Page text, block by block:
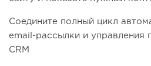
Соедините полный цикл
email-рассылки и управления
CRM